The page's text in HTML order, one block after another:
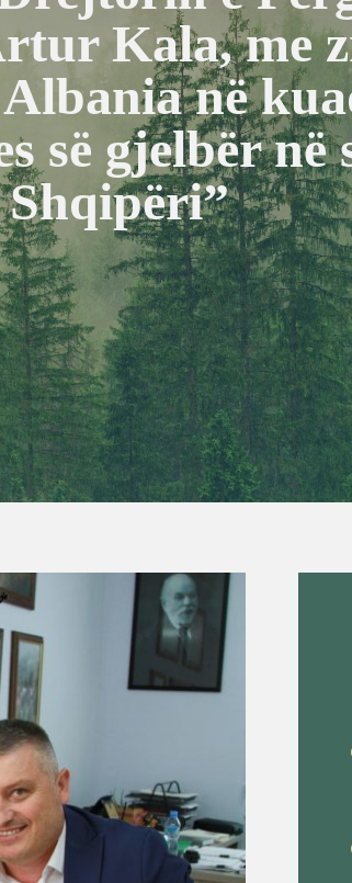
Kala, me
Albania në
së gjelbër në
Shqipëri”